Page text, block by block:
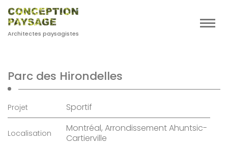
Architectes paysagistes
Parc des Hirondelles
Projet Sportif
Localisation
Montréal, Arrondissement Ahuntsic-
Cartierville